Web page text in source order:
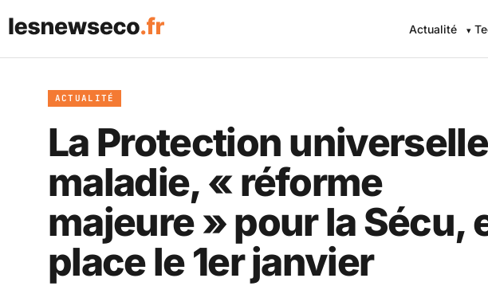
Actualité
ACTUALITÉ
La Protection universelle
maladie, « réforme
majeure » pour la Sécu,
place le 1er janvier